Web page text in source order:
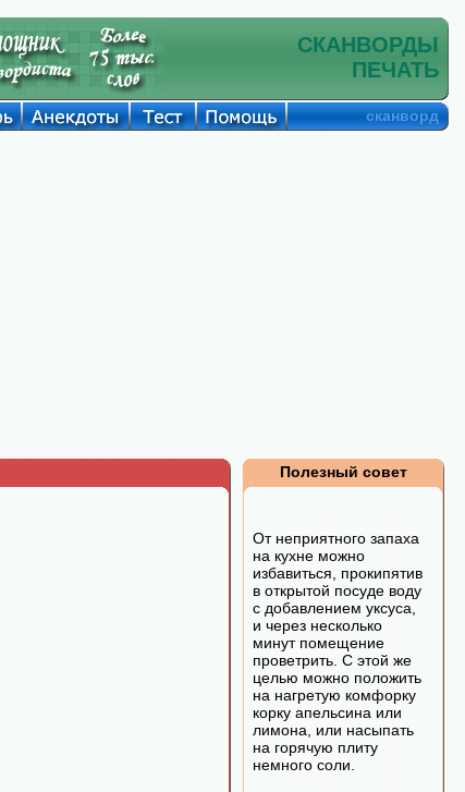
СКАНВОРДЫ
ПЕЧАТЬ
сканворд
Полезный совет
От неприятного запаха
на кухне можно
избавиться, прокипятив
в открытой посуде воду
с добавлением уксуса,
и через несколько
минут помещение
проветрить. С этой же
целью можно положить
на нагретую комфорку
корку апельсина или
лимона, или насыпать
на горячую плиту
немного соли.